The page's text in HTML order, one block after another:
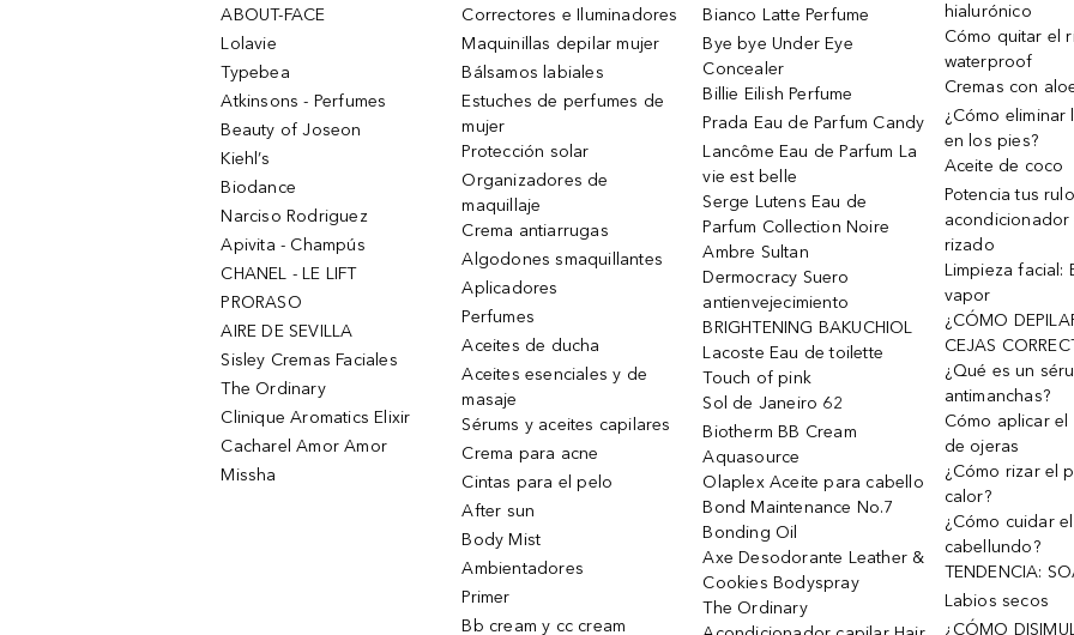
ABOUT-FACE
Lolavie
Typebea
Atkinsons - Perfumes
Beauty of Joseon
Kiehl’s
Biodance
Narciso Rodriguez
Apivita - Champús
CHANEL - LE LIFT
PRORASO
AIRE DE SEVILLA
Sisley Cremas Faciales
The Ordinary
Clinique Aromatics Elixir
Cacharel Amor Amor
Missha
Correctores e Iluminadores
Maquinillas depilar mujer
Bálsamos labiales
Estuches de perfumes de
mujer
Protección solar
Organizadores de
maquillaje
Crema antiarrugas
Algodones smaquillantes
Aplicadores
Perfumes
Aceites de ducha
Aceites esenciales y de
masaje
Sérums y aceites capilares
Crema para acne
Cintas para el pelo
After sun
Body Mist
Ambientadores
Primer
Bb cream y cc cream
Bianco Latte Perfume
Bye bye Under Eye
Concealer
Billie Eilish Perfume
Prada Eau de Parfum Candy
Lancôme Eau de Parfum La
vie est belle
Serge Lutens Eau de
Parfum Collection Noire
Ambre Sultan
Dermocracy Suero
antienvejecimiento
BRIGHTENING BAKUCHIOL
Lacoste Eau de toilette
Touch of pink
Sol de Janeiro 62
Biotherm BB Cream
Aquasource
Olaplex Aceite para cabello
Bond Maintenance No.7
Bonding Oil
Axe Desodorante Leather &
Cookies Bodyspray
The Ordinary
hialurónico
Cómo quitar el
waterproof
Cremas con
¿Cómo eliminar
en los pies?
Aceite de coco
Potencia tus
rizado
Limpieza facial:
vapor
¿CÓMO
CEJAS
¿Qué es un
antimanchas?
Cómo aplicar
de ojeras
¿Cómo rizar el
calor?
¿Cómo cuidar
cabellundo?
TENDENCIA:
Labios secos
¿CÓMO